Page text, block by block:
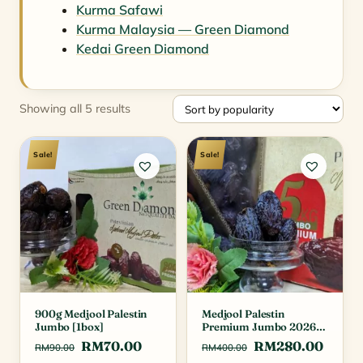
Kurma Safawi
Kurma Malaysia — Green Diamond
Kedai Green Diamond
Showing all 5 resultsSorted
popularity
Sale!
900g Medjool Palestin
Jumbo [1box]
RM90.00 Original
RM70.00Current
Sale!
Medjool Palestin
Premium Jumbo 2026
RM400.00 Original
RM280.00